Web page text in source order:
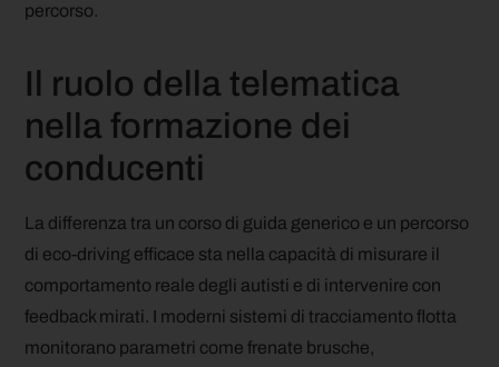
percorso.
Il ruolo della telematica
nella formazione dei
conducenti
La differenza tra un corso di guida generico e un percorso
di eco-driving efficace sta nella capacità di misurare il
comportamento reale degli autisti e di intervenire con
feedback mirati. I moderni sistemi di tracciamento flotta
monitorano parametri come frenate brusche,